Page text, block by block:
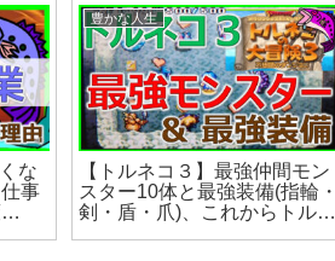
な
事
豊かな人生
【トルネコ３】最強仲間モン
スター10体と最強装備(指輪・
剣・盾・爪)、これからトルネ